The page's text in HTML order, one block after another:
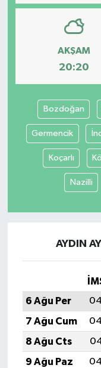
AKŞAM
20:20
Bozdoğan
Germencik
Koçarlı
Nazilli
AYDIN
6 Ağu Per
7 Ağu Cum
8 Ağu Cts
9 Ağu Paz